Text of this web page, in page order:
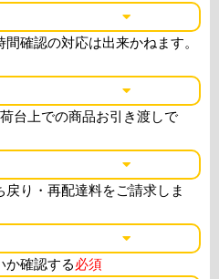
確認の対応は出来かねます。
台上での商品お引き渡しで
り・再配達料をご請求しま
か確認する必須